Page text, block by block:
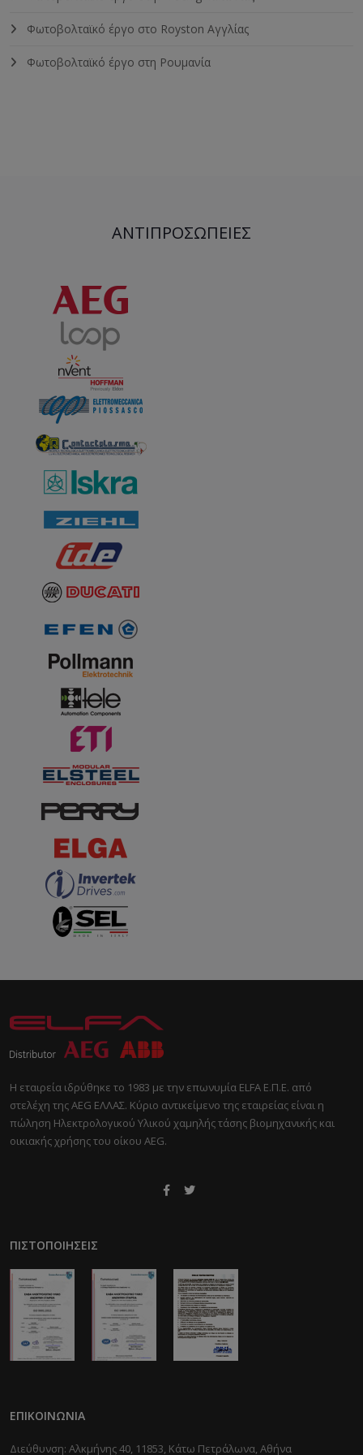
Φωτοβολταϊκό έργο στο Royston Αγγλίας
Φωτοβολταϊκό έργο στη Ρουμανία
ΑΝΤΙΠΡΟΣΩΠΕΊΕΣ
Η εταιρεία ιδρύθηκε το 1983 με την επωνυμία ELFA Ε.Π.Ε. από
στελέχη της AEG ΕΛΛΑΣ. Κύριο αντικείμενο της εταιρείας είναι η
πώληση Ηλεκτρολογικού Υλικού χαμηλής τάσης βιομηχανικής και
οικιακής χρήσης του οίκου AEG.
ΠΙΣΤΟΠΟΙΉΣΕΙΣ
ΕΠΙΚΟΙΝΩΝΊΑ
Διεύθυνση: Αλκμήνης 40, 11853, Κάτω Πετράλωνα, Αθήνα